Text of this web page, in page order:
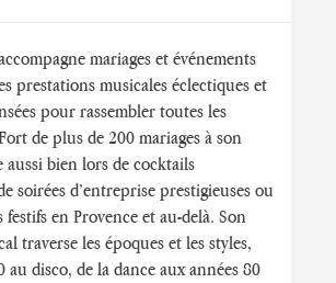
mariages et événements
prestations musicales éclectiques et
pour rassembler toutes les
de plus de 200 mariages à son
aussi bien lors de cocktails
soirées d’entreprise prestigieuses ou
festifs en Provence et au-delà. Son
traverse les époques et les styles,
au disco, de la dance aux années 80